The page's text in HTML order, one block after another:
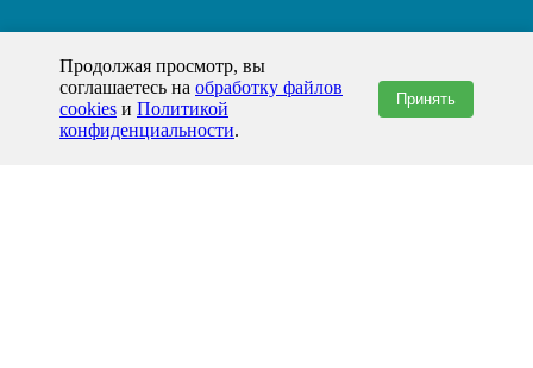
Продолжая просмотр, вы
соглашаетесь на обработку файлов
cookies и Политикой
конфиденциальности.
Принять